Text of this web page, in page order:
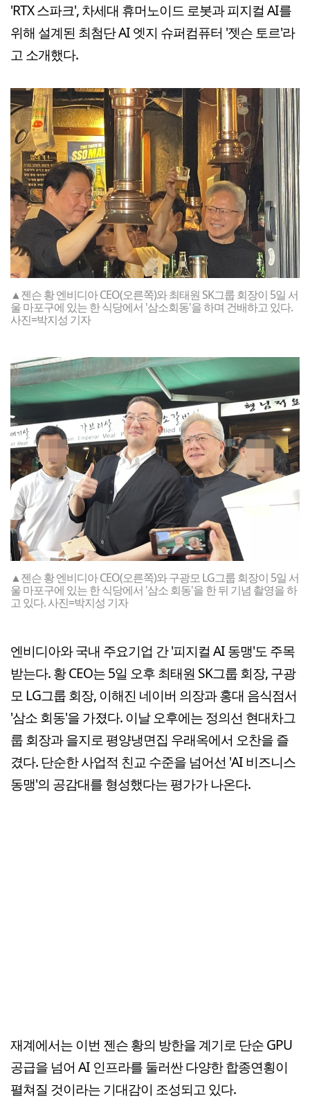
'RTX 스파크', 차세대 휴머노이드 로봇과 피지컬 AI를
위해 설계된 최첨단 AI 엣지 슈퍼컴퓨터 '젯슨 토르'라
고 소개했다.
▲젠슨 황 엔비디아 CEO(오른쪽)와 최태원 SK그룹 회장이 5일 서
울 마포구에 있는 한 식당에서 '삼소회동'을 하며 건배하고 있다.
사진=박지성 기자
▲젠슨 황 엔비디아 CEO(오른쪽)와 구광모 LG그룹 회장이 5일 서
울 마포구에 있는 한 식당에서 '삼소 회동'을 한 뒤 기념 촬영을 하
고 있다. 사진=박지성 기자
엔비디아와 국내 주요기업 간 '피지컬 AI 동맹'도 주목
받는다. 황 CEO는 5일 오후 최태원 SK그룹 회장, 구광
모 LG그룹 회장, 이해진 네이버 의장과 홍대 음식점서
'삼소 회동'을 가졌다. 이날 오후에는 정의선 현대차그
룹 회장과 을지로 평양냉면집 우래옥에서 오찬을 즐
겼다. 단순한 사업적 친교 수준을 넘어선 'AI 비즈니스
동맹'의 공감대를 형성했다는 평가가 나온다.
재계에서는 이번 젠슨 황의 방한을 계기로 단순 GPU
공급을 넘어 AI 인프라를 둘러싼 다양한 합종연횡이
펼쳐질 것이라는 기대감이 조성되고 있다.